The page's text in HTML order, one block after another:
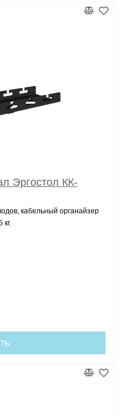
Эргостол КК-
кабельный органайзер
кг.